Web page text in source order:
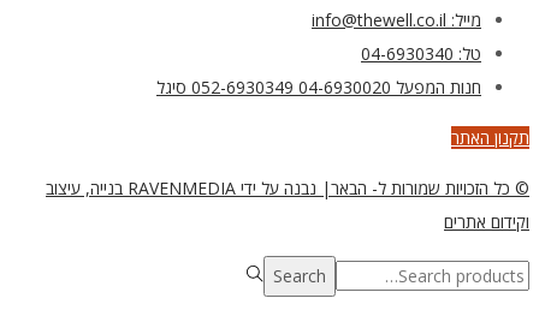
מייל: info@thewell.co.il
טל: 04-6930340
חנות המפעל 04-6930020 052-6930349 סיגל
תקנון האתר
© כל הזכויות שמורות ל- הבאר| נבנה על ידי RAVENMEDIA בנייה, עיצוב
וקידום אתרים
Search
Search